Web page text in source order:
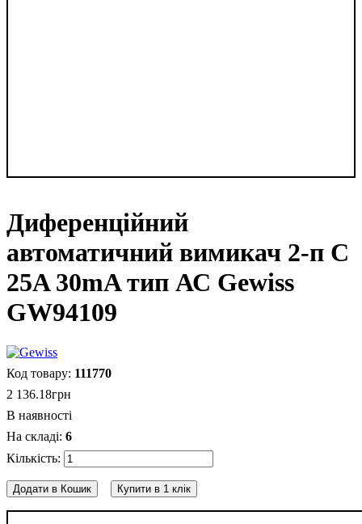
Диференційний
автоматичний вимикач 2-п C
25A 30mA тип АС Gewiss
GW94109
111770
2 136.18грн
В наявності
6
Додати в Кошик Купити в 1 клік